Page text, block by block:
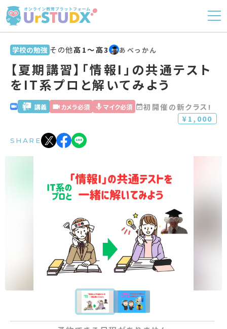
学校の勉強 その他高1〜高3 あべっかん
【夏期講習】「情報I」の共通テスト
をIT系プロと解いてみよう
講義 カメラ必須 マイク必須
初開催の新クラス!
¥1,000
SHARE